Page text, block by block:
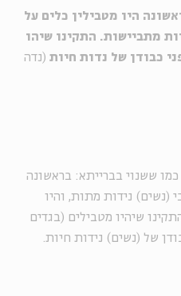
היו מטבילין כלים על
מתביישות. התקינו שיהו
כבודן של נדות חיות (נדה
ששנוי בברייתא: בראשונה
(נשים) נידות מתות, והיו
שיהיו מטבילים (בגדים
של (נשים) נידות חיות.